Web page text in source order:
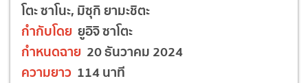
โตะ ซาโนะ, มิซุกิ ยามะชิตะ
กำกับโดย ยูอิจิ ซาโตะ
กำหนดฉาย 20 ธันวาคม 2024
ความยาว 114 นาที